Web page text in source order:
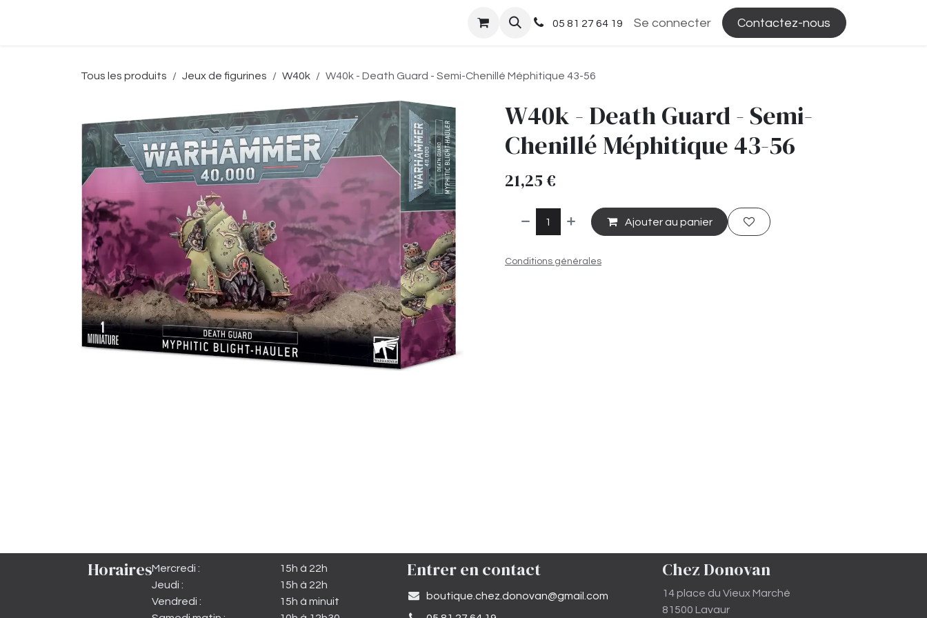
05 81 27 64 19 Se connecter Contactez-nous
Tous les produits Jeux de figurines W40k W40k - Death Guard - Semi-Chenillé Méphitique 43-56
W40k - Death Guard - Semi-
Chenillé Méphitique 43-56
21,25€
Ajouter au panier
Conditions générales
HorairesMercredi :
Jeudi :
Vendredi :
15h à 22h
15h à 22h
15h à minuit
Entrer en contact
​boutique.chez.donovan@gmail.com​
Chez Donovan
14 place du Vieux Marché
81500 Lavaur